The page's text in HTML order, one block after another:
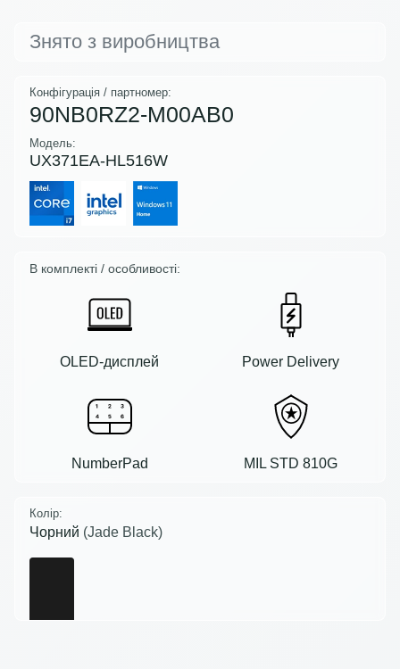
Знято з виробництва
Конфігурація / партномер:
90NB0RZ2-M00AB0
Модель:
UX371EA-HL516W
В комплекті / особливості:
OLED-дисплей Power Delivery
NumberPad MIL STD 810G
Колір:
Чорний (Jade Black)